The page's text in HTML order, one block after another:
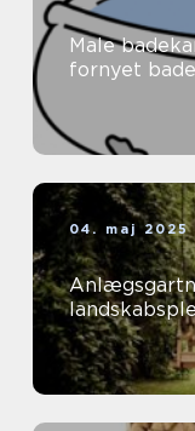
Male
fornyet
04. maj 2025